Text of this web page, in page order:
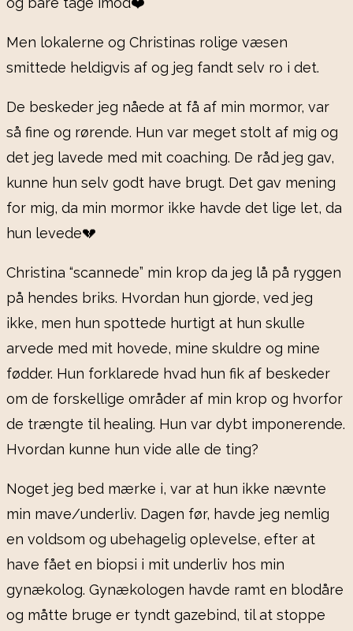
Men lokalerne og Christinas rolige væsen
smittede heldigvis af og jeg fandt selv ro i det.
De beskeder jeg nåede at få af min mormor, var
så fine og rørende. Hun var meget stolt af mig og
det jeg lavede med mit coaching. De råd jeg gav,
kunne hun selv godt have brugt. Det gav mening
for mig, da min mormor ikke havde det lige let, da
hun levede💔
Christina “scannede” min krop da jeg lå på ryggen
på hendes briks. Hvordan hun gjorde, ved jeg
ikke, men hun spottede hurtigt at hun skulle
arvede med mit hovede, mine skuldre og mine
fødder. Hun forklarede hvad hun fik af beskeder
om de forskellige områder af min krop og hvorfor
de trængte til healing. Hun var dybt imponerende.
Hvordan kunne hun vide alle de ting?
Noget jeg bed mærke i, var at hun ikke nævnte
min mave/underliv. Dagen før, havde jeg nemlig
en voldsom og ubehagelig oplevelse, efter at
have fået en biopsi i mit underliv hos min
gynækolog. Gynækologen havde ramt en blodåre
og måtte bruge er tyndt gazebind, til at stoppe